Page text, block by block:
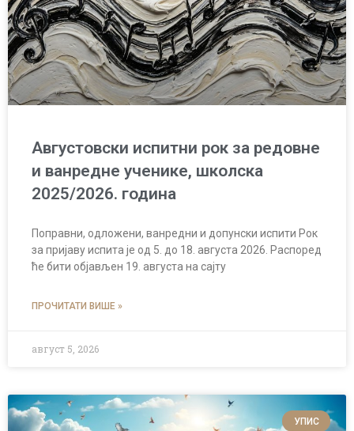
Августовски испитни рок за редовне
и ванредне ученике, школска
2025/2026. година
Поправни, одложени, ванредни и допунски испити Рок
за пријаву испита је од 5. до 18. августа 2026. Распоред
ће бити објављен 19. августа на сајту
ПРОЧИТАТИ ВИШЕ »
август 5, 2026
УПИС